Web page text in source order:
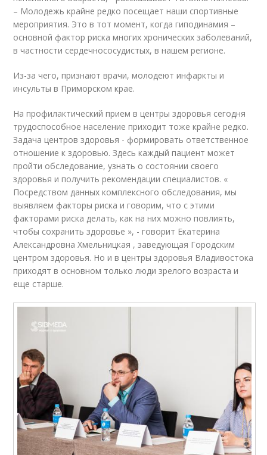
– Молодежь крайне редко посещает наши спортивные
мероприятия. Это в тот момент, когда гиподинамия –
основной фактор риска многих хронических заболеваний,
в частности сердечнососудистых, в нашем регионе.
Из-за чего, признают врачи, молодеют инфаркты и
инсульты в Приморском крае.
На профилактический прием в центры здоровья сегодня
трудоспособное население приходит тоже крайне редко.
Задача центров здоровья - формировать ответственное
отношение к здоровью. Здесь каждый пациент может
пройти обследование, узнать о состоянии своего
здоровья и получить рекомендации специалистов. «
Посредством данных комплексного обследования, мы
выявляем факторы риска и говорим, что с этими
факторами риска делать, как на них можно повлиять,
чтобы сохранить здоровье », - говорит Екатерина
Александровна Хмельницкая , заведующая Городским
центром здоровья. Но и в центры здоровья Владивостока
приходят в основном только люди зрелого возраста и
еще старше.